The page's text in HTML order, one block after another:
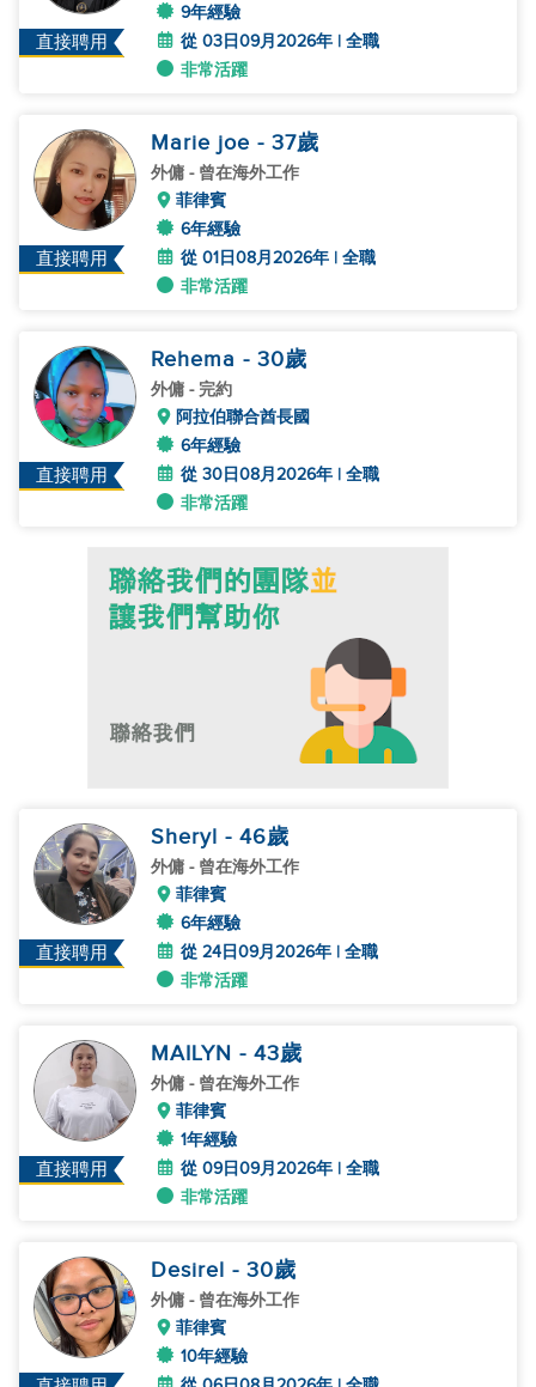
直接聘用
9年經驗
從 03日09月2026年 | 全職
非常活躍
直接聘用
Marie joe - 37歲
外傭 - 曾在海外工作
菲律賓
6年經驗
從 01日08月2026年 | 全職
非常活躍
直接聘用
Rehema - 30歲
外傭 - 完約
阿拉伯聯合酋長國
6年經驗
從 30日08月2026年 | 全職
非常活躍
直接聘用
Sheryl - 46歲
外傭 - 曾在海外工作
菲律賓
6年經驗
從 24日09月2026年 | 全職
非常活躍
直接聘用
MAILYN - 43歲
外傭 - 曾在海外工作
菲律賓
1年經驗
從 09日09月2026年 | 全職
非常活躍
Desirel - 30歲
外傭 - 曾在海外工作
菲律賓
10年經驗